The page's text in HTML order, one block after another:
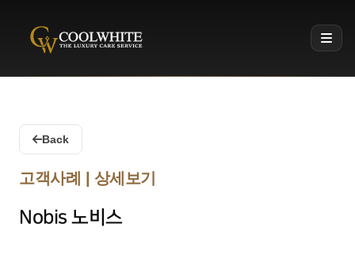
Coolwhite
Back
고객사례 | 상세보기
Nobis 노비스